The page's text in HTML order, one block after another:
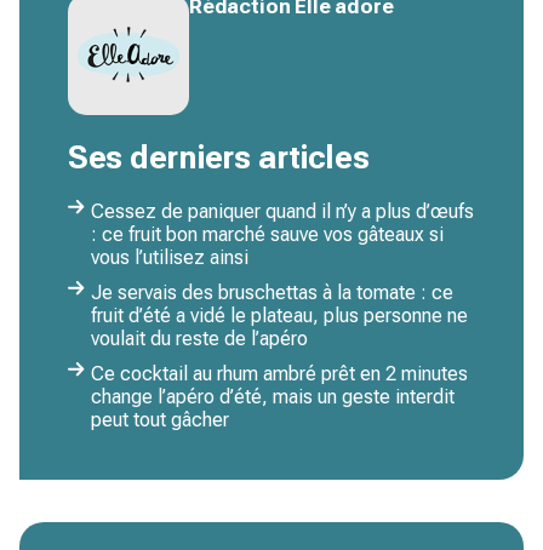
Rédaction Elle adore
Ses derniers articles
Cessez de paniquer quand il n’y a plus d’œufs
: ce fruit bon marché sauve vos gâteaux si
vous l’utilisez ainsi
Je servais des bruschettas à la tomate : ce
fruit d’été a vidé le plateau, plus personne ne
voulait du reste de l’apéro
Ce cocktail au rhum ambré prêt en 2 minutes
change l’apéro d’été, mais un geste interdit
peut tout gâcher